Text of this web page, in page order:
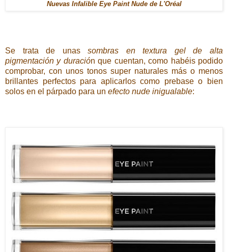
Nuevas Infalible Eye Paint Nude de L'Oréal
Se trata de unassombras en textura gel de alta
pigmentación y duración que cuentan, como habéis podido
comprobar, con unos tonos super naturales más o menos
brillantes perfectos para aplicarlos como prebase o bien
solos en el párpado para un efecto nude inigualable: